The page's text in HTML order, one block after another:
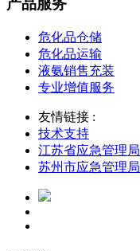
产品服务
危化品仓储
危化品运输
液氨销售充装
专业增值服务
友情链接 :
技术支持
江苏省应急管理局
苏州市应急管理局